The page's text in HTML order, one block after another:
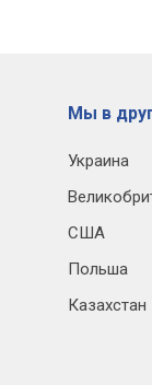
Мы в
Украина
США
Польша
Казахстан